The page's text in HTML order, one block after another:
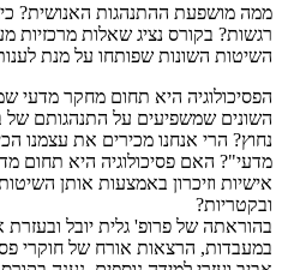
ממה מושפעת ההתנהגות האנושית?
רגשות? בקורס נציג שאלות מרכזיות
השיטות השונות שפותחו על מנת
הפסיכולוגיה היא תחום מחקר מדעי
השונים שמשפיעים על התנהגותם של
נחוץ? הרי אנחנו מכירים את עצמנו
מדעי"? האם פסיכולוגיה היא תחום
אישיות וזיכרון באמצעות אותן
ובקטריות?
בהוראתה של פרופ' גלית יובל ובעזרת
במעבדות, הרצאות אורח של חוקרי